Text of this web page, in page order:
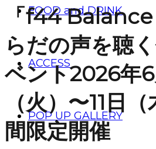
FOOD and DRINK
ACCESS
POP UP GALLERY
「f44
らだの声を聴
ベント2026年6
（火）〜11日
間限定開催